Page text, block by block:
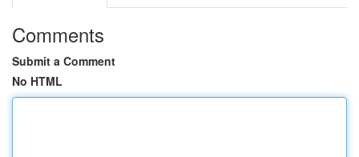
Comments
Submit a Comment
No HTML